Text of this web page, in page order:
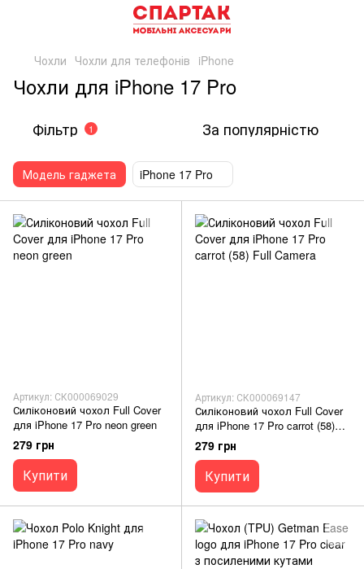
Чохли Чохли для телефонів iPhone
Чохли для iPhone 17 Pro
Фільтр 1 За популярністю
Модель гаджета iPhone 17 Pro
Артикул: СК000069029
Силіконовий чохол Full Cover
для iPhone 17 Pro neon green
279 грн
Купити
Артикул: СК000069147
Силіконовий чохол Full Cover
для iPhone 17 Pro carrot (58)
Full Camera
279 грн
Купити